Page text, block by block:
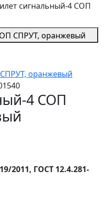
сигнальный-4 СОП
4 СОП
2011, ГОСТ 12.4.281-